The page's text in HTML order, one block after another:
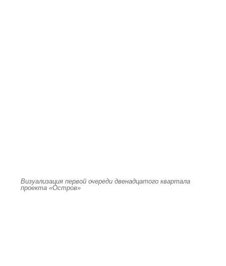
Визуализация первой очереди двенадцатого квартала
проекта «Остров»